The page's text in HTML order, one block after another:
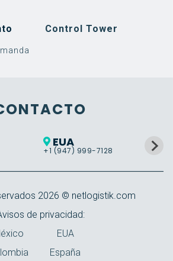
Control Tower
Cloud Services
EUA
+1 (947) 999-7128
2026 © netlogistik.com
de privacidad:
EUA
España